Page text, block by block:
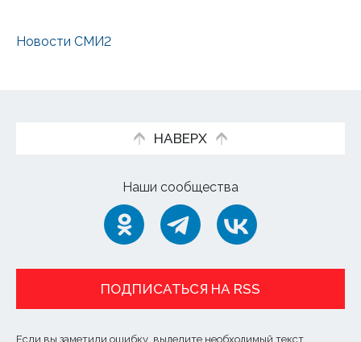
Новости СМИ2
НАВЕРХ
Наши сообщества
ПОДПИСАТЬСЯ НА RSS
Если вы заметили ошибку, выделите необходимый текст